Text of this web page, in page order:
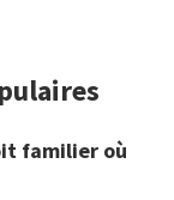
familier où